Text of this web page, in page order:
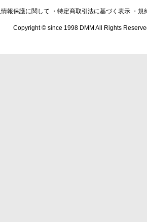
情報保護に関して ・特定商取引法に基づく表示 ・規
Copyright © since 1998 DMM All Rights